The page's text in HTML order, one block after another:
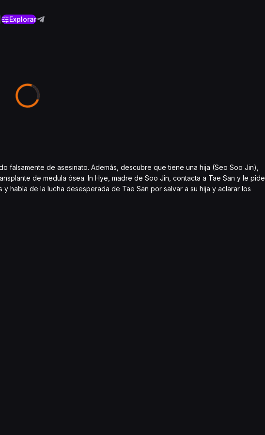
Explorar
falsamente de asesinato. Además, descubre que tiene una hija (Seo Soo Jin),
de medula ósea. In Hye, madre de Soo Jin, contacta a Tae San y le pide
habla de la lucha desesperada de Tae San por salvar a su hija y aclarar los